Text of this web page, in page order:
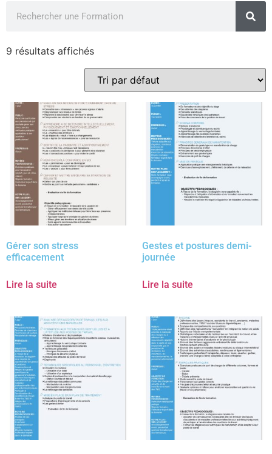
9 résultats affichés
Gérer son stress
efficacement
Lire la suite
Gestes et postures demi-
journée
Lire la suite